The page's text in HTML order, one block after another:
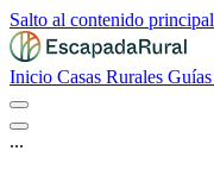
Salto al contenido principal
Inicio Casas Rurales Guías
...